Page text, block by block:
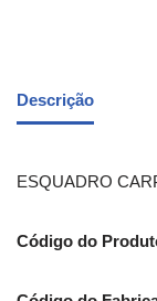
Descrição
ESQUADRO
Código do